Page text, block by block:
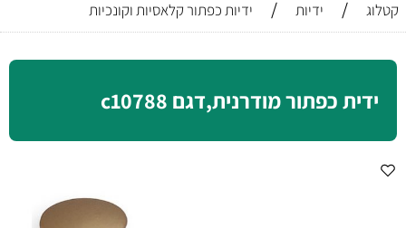
קטלוג / ידיות / ידיות כפתור קלאסיות וקונכיות
ידית כפתור מודרנית,דגם c10788